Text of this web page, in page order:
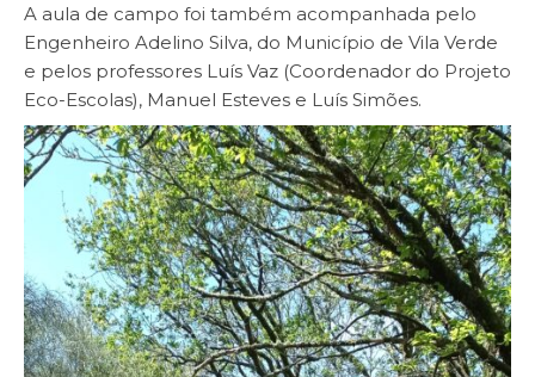
A aula de campo foi também acompanhada pelo
Engenheiro Adelino Silva, do Município de Vila Verde
e pelos professores Luís Vaz (Coordenador do Projeto
Eco-Escolas), Manuel Esteves e Luís Simões.